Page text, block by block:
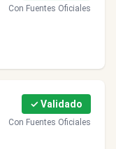
Con Fuentes Oficiales
✓ Validado
Con Fuentes Oficiales